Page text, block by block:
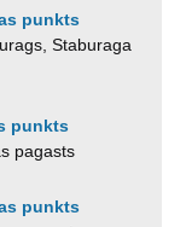
punkts
Staburaga
punkts
pagasts
punkts